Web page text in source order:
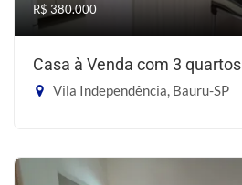
R$ 380.000
Casa à Venda com 3 quartos
Vila Independência, Bauru-SP